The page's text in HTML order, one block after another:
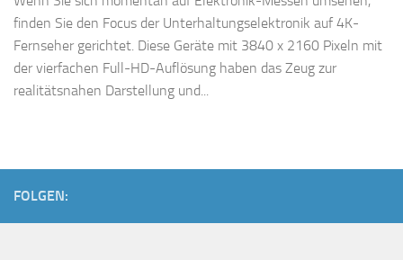
finden Sie den Focus der Unterhaltungselektronik auf 4K-
Fernseher gerichtet. Diese Geräte mit 3840 x 2160 Pixeln mit
der vierfachen Full-HD-Auflösung haben das Zeug zur
realitätsnahen Darstellung und...
FOLGEN: